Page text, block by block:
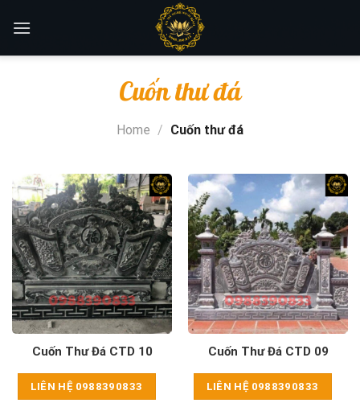
Cuốn thư đá
Home / Cuốn thư đá
Cuốn Thư Đá CTD 10
LIÊN HỆ 0988390833
Cuốn Thư Đá CTD 09
LIÊN HỆ 0988390833